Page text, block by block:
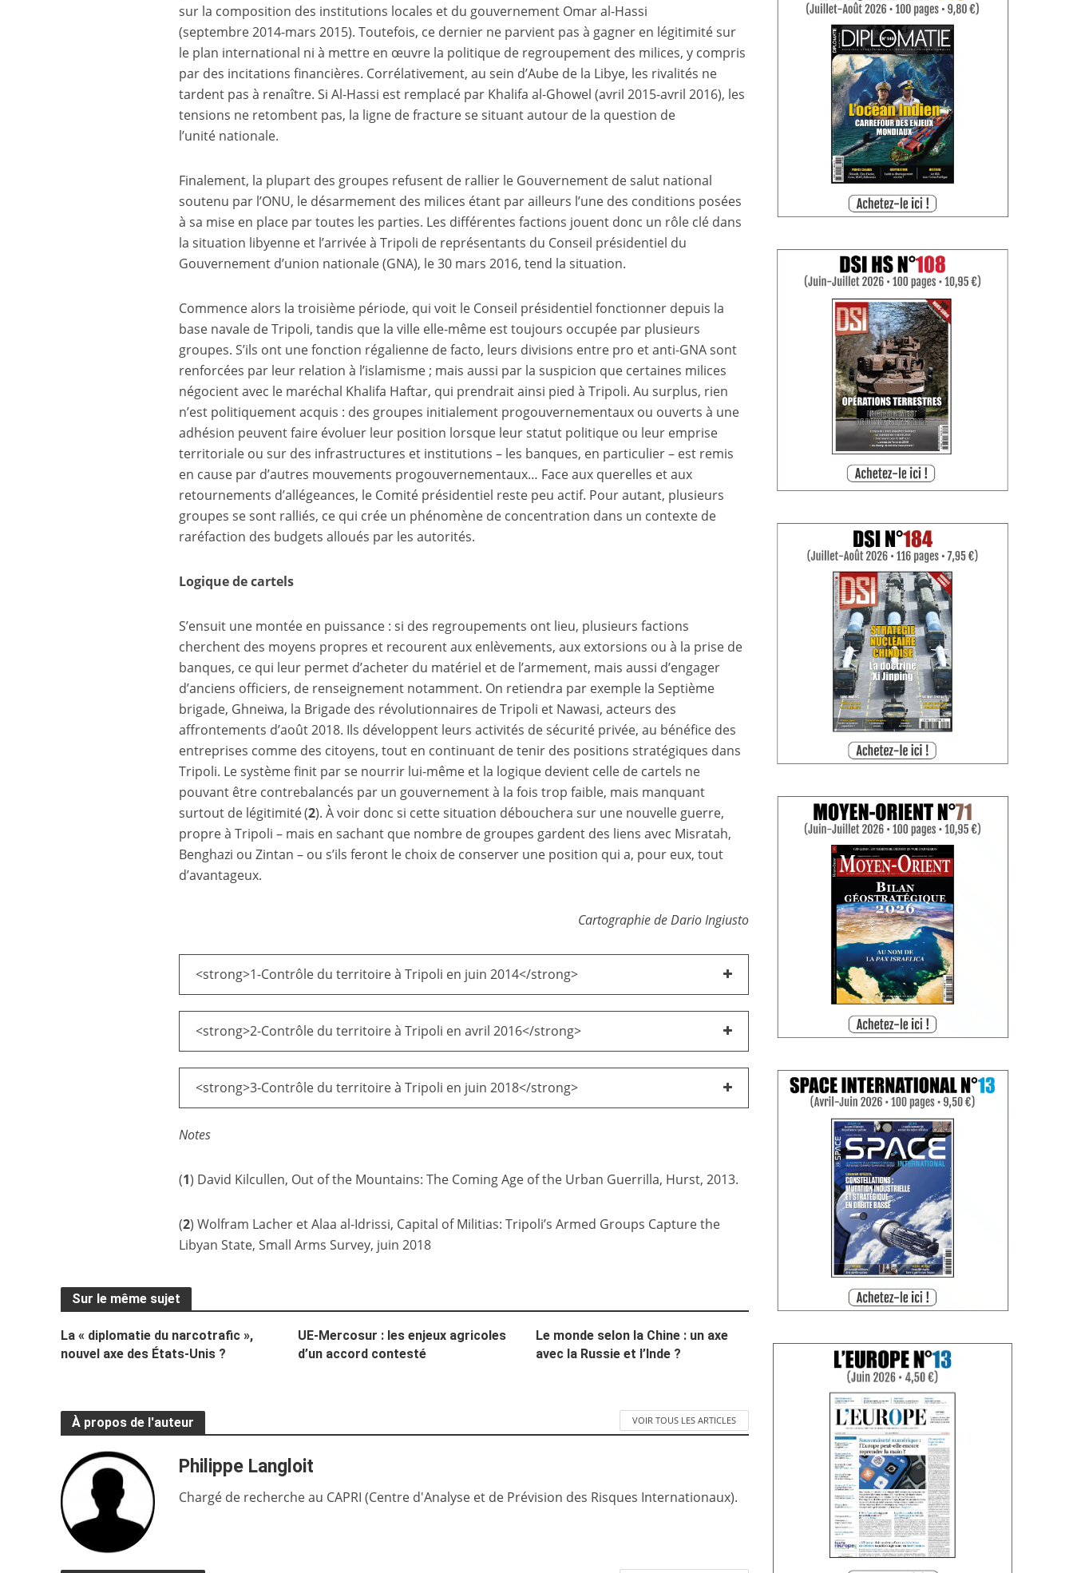
sur la composition des institutions locales et du gouvernement Omar al-Hassi
(septembre 2014-mars 2015). Toutefois, ce dernier ne parvient pas à gagner en légitimité sur
le plan international ni à mettre en œuvre la politique de regroupement des milices, y compris
par des incitations financières. Corrélativement, au sein d’Aube de la Libye, les rivalités ne
tardent pas à renaître. Si Al-Hassi est remplacé par Khalifa al-Ghowel (avril 2015-avril 2016), les
tensions ne retombent pas, la ligne de fracture se situant autour de la question de
l’unité nationale.
Finalement, la plupart des groupes refusent de rallier le Gouvernement de salut national
soutenu par l’ONU, le désarmement des milices étant par ailleurs l’une des conditions posées
à sa mise en place par toutes les parties. Les différentes factions jouent donc un rôle clé dans
la situation libyenne et l’arrivée à Tripoli de représentants du Conseil présidentiel du
Gouvernement d’union nationale (GNA), le 30 mars 2016, tend la situation.
Commence alors la troisième période, qui voit le Conseil présidentiel fonctionner depuis la
base navale de Tripoli, tandis que la ville elle-même est toujours occupée par plusieurs
groupes. S’ils ont une fonction régalienne de facto, leurs divisions entre pro et anti-GNA sont
renforcées par leur relation à l’islamisme ; mais aussi par la suspicion que certaines milices
négocient avec le maréchal Khalifa Haftar, qui prendrait ainsi pied à Tripoli. Au surplus, rien
n’est politiquement acquis : des groupes initialement progouvernementaux ou ouverts à une
adhésion peuvent faire évoluer leur position lorsque leur statut politique ou leur emprise
territoriale ou sur des infrastructures et institutions – les banques, en particulier – est remis
en cause par d’autres mouvements progouvernementaux… Face aux querelles et aux
retournements d’allégeances, le Comité présidentiel reste peu actif. Pour autant, plusieurs
groupes se sont ralliés, ce qui crée un phénomène de concentration dans un contexte de
raréfaction des budgets alloués par les autorités.
Logique de cartels
S’ensuit une montée en puissance : si des regroupements ont lieu, plusieurs factions
cherchent des moyens propres et recourent aux enlèvements, aux extorsions ou à la prise de
banques, ce qui leur permet d’acheter du matériel et de l’armement, mais aussi d’engager
d’anciens officiers, de renseignement notamment. On retiendra par exemple la Septième
brigade, Ghneiwa, la Brigade des révolutionnaires de Tripoli et Nawasi, acteurs des
affrontements d’août 2018. Ils développent leurs activités de sécurité privée, au bénéfice des
entreprises comme des citoyens, tout en continuant de tenir des positions stratégiques dans
Tripoli. Le système finit par se nourrir lui-même et la logique devient celle de cartels ne
pouvant être contrebalancés par un gouvernement à la fois trop faible, mais manquant
surtout de légitimité (2). À voir donc si cette situation débouchera sur une nouvelle guerre,
propre à Tripoli – mais en sachant que nombre de groupes gardent des liens avec Misratah,
Benghazi ou Zintan – ou s’ils feront le choix de conserver une position qui a, pour eux, tout
d’avantageux.
Cartographie deDario Ingiusto
<strong>1-Contrôle du territoire à Tripoli en juin 2014</strong>
<strong>2-Contrôle du territoire à Tripoli en avril 2016</strong>
<strong>3-Contrôle du territoire à Tripoli en juin 2018</strong>
Notes
(1) David Kilcullen, Out of the Mountains: The Coming Age of the Urban Guerrilla, Hurst, 2013.
(2) Wolfram Lacher et Alaa al-Idrissi, Capital of Militias: Tripoli’s Armed Groups Capture the
Libyan State, Small Arms Survey, juin 2018
Sur le même sujet
La « diplomatie du narcotrafic »,
nouvel axe des États-Unis ?
UE-Mercosur : les enjeux agricoles
d’un accord contesté
Le monde selon la Chine : un axe
avec la Russie et l’Inde ?
À propos de l'auteur VOIR TOUS LES ARTICLES
Philippe Langloit
Chargé de recherche au CAPRI (Centre d'Analyse et de Prévision des Risques Internationaux).